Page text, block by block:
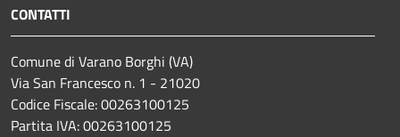
CONTATTI
Comune di Varano Borghi (VA)
Via San Francesco n. 1 - 21020
Codice Fiscale: 00263100125
Partita IVA: 00263100125